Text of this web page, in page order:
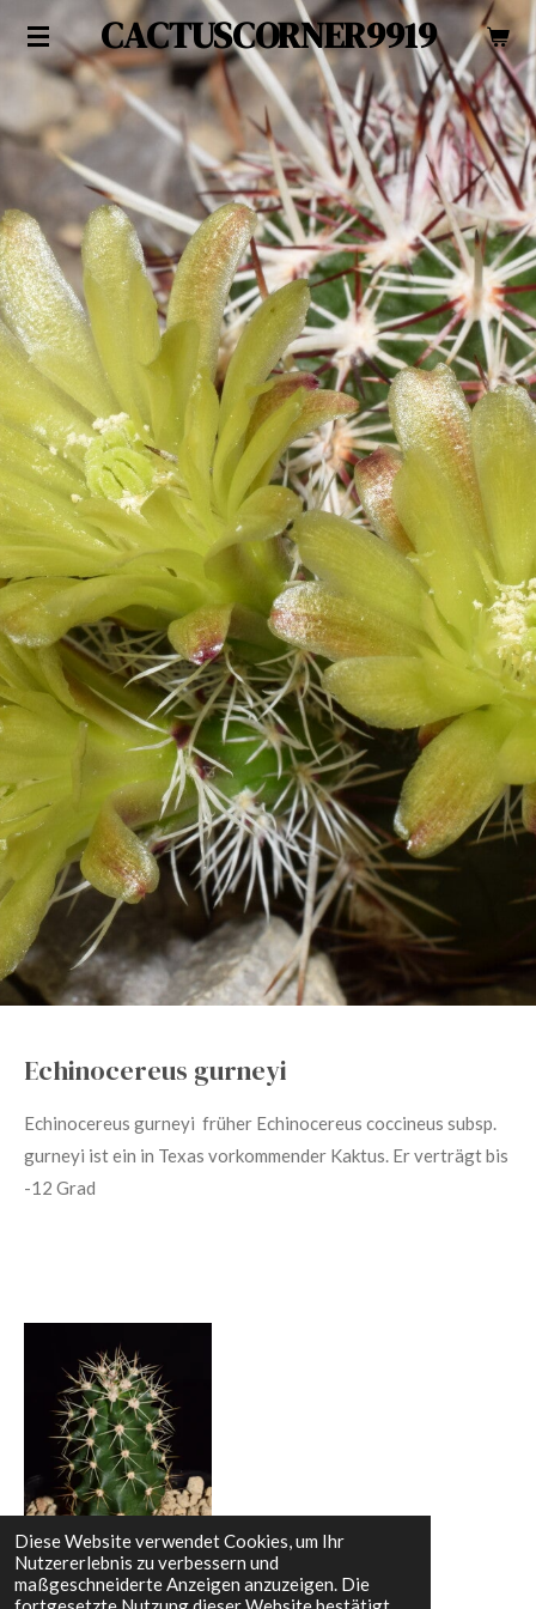
Diese Website verwendet Cookies, um Ihr
Nutzererlebnis zu verbessern und
maßgeschneiderte Anzeigen anzuzeigen. Die
Zum
Hauptinhalt
springen
CACTUSCORNER9919
Echinocereus gurneyi
Echinocereus gurneyi früher Echinocereus coccineus subsp.
gurneyi ist ein in Texas vorkommender Kaktus. Er verträgt bis
-12 Grad